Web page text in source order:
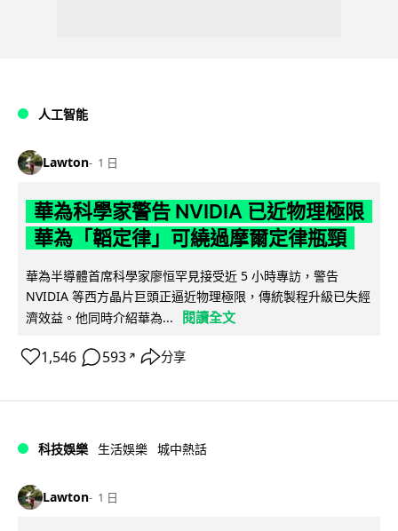
人工智能
Lawton 1 日
華為科學家警告 NVIDIA 已近物理極限
華為「韜定律」可繞過摩爾定律瓶頸
華為半導體首席科學家廖恒罕見接受近 5 小時專訪，警告
NVIDIA 等西方晶片巨頭正逼近物理極限，傳統製程升級已失經
濟效益。他同時介紹華為...
閱讀全文
1,546 593 ↗ 分享
科技娛樂 生活娛樂 城中熱話
Lawton 1 日